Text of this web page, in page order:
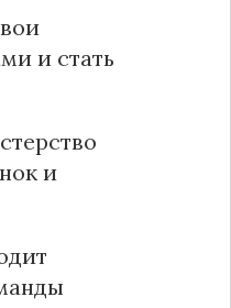
и стать
и